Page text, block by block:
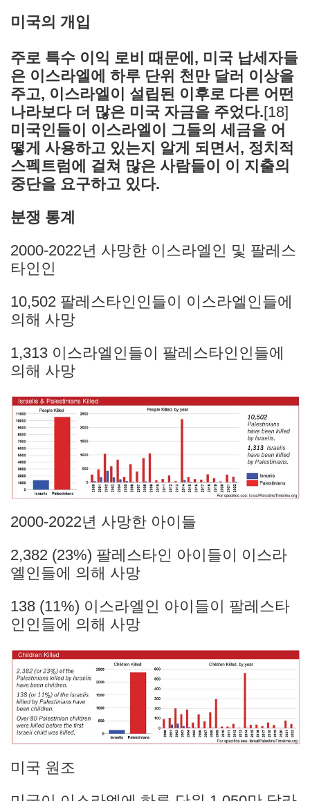
미국의 개입
주로 특수 이익 로비 때문에, 미국 납세자들
은 이스라엘에 하루 단위 천만 달러 이상을
주고, 이스라엘이 설립된 이후로 다른 어떤
나라보다 더 많은 미국 자금을 주었다.[18]
미국인들이 이스라엘이 그들의 세금을 어
떻게 사용하고 있는지 알게 되면서, 정치적
스펙트럼에 걸쳐 많은 사람들이 이 지출의
중단을 요구하고 있다.
분쟁 통계
2000-2022년 사망한 이스라엘인 및 팔레스
타인인
10,502 팔레스타인인들이 이스라엘인들에
의해 사망
1,313 이스라엘인들이 팔레스타인인들에
의해 사망
2000-2022년 사망한 아이들
2,382 (23%) 팔레스타인 아이들이 이스라
엘인들에 의해 사망
138 (11%) 이스라엘인 아이들이 팔레스타
인인들에 의해 사망
미국 원조